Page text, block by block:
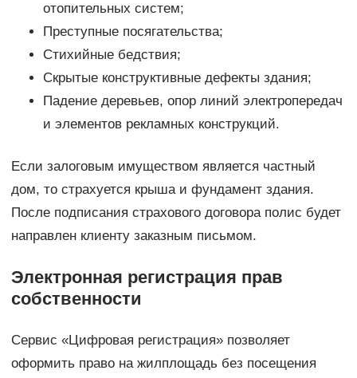
отопительных систем;
Преступные посягательства;
Стихийные бедствия;
Скрытые конструктивные дефекты здания;
Падение деревьев, опор линий электропередач
и элементов рекламных конструкций.
Если залоговым имуществом является частный
дом, то страхуется крыша и фундамент здания.
После подписания страхового договора полис будет
направлен клиенту заказным письмом.
Электронная регистрация прав
собственности
Сервис «Цифровая регистрация» позволяет
оформить право на жилплощадь без посещения